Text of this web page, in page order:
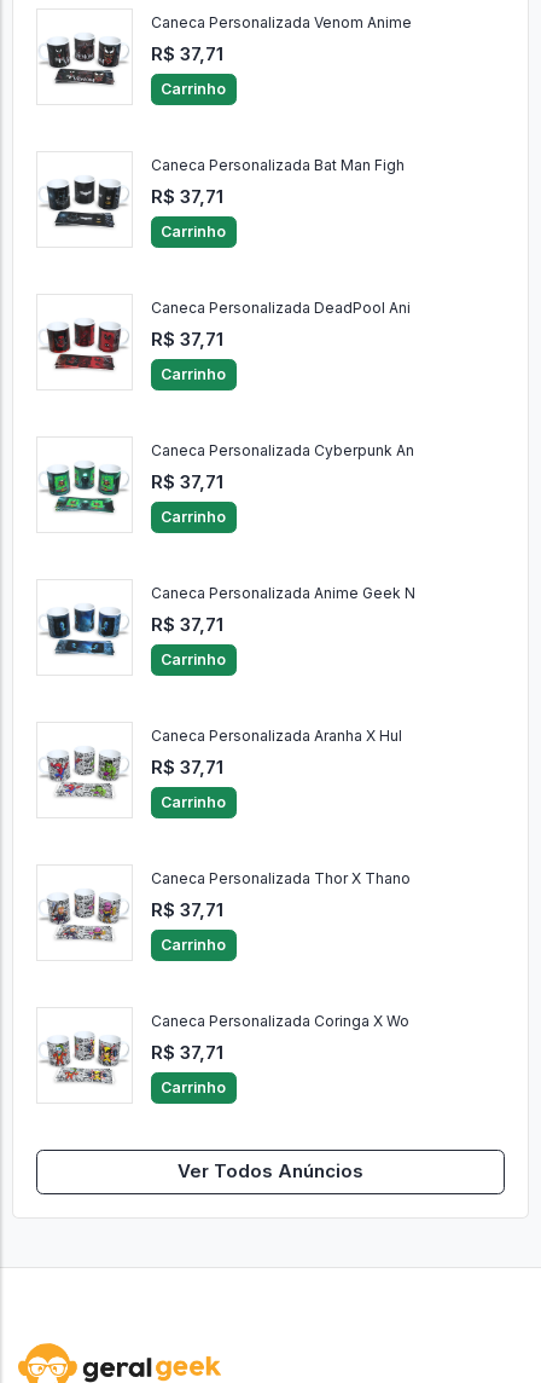
Caneca Personalizada Venom Anime
R$ 37,71
Carrinho
Caneca Personalizada Bat Man Figh
R$ 37,71
Carrinho
Caneca Personalizada DeadPool Ani
R$ 37,71
Carrinho
Caneca Personalizada Cyberpunk An
R$ 37,71
Carrinho
Caneca Personalizada Anime Geek N
R$ 37,71
Carrinho
Caneca Personalizada Aranha X Hul
R$ 37,71
Carrinho
Caneca Personalizada Thor X Thano
R$ 37,71
Carrinho
Caneca Personalizada Coringa X Wo
R$ 37,71
Carrinho
Ver Todos Anúncios